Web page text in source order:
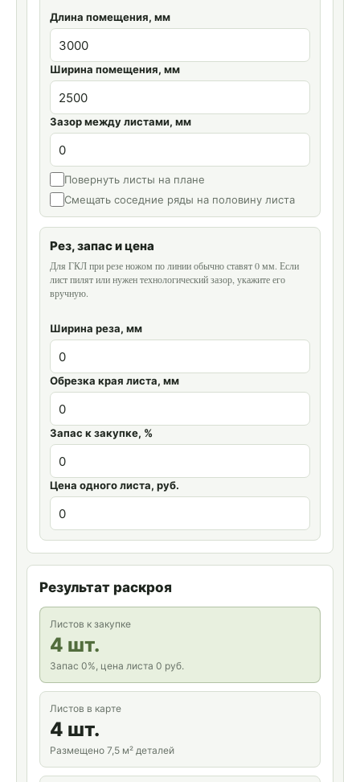
Длина помещения, мм
Ширина помещения, мм
Зазор между листами, мм
Повернуть листы на плане
Смещать соседние ряды на половину листа
Рез, запас и цена
Для ГКЛ при резе ножом по линии обычно ставят 0 мм. Если
лист пилят или нужен технологический зазор, укажите его
вручную.
Ширина реза, мм
Обрезка края листа, мм
Запас к закупке, %
Цена одного листа, руб.
Результат раскроя
Листов к закупке
4 шт.
Запас 0%, цена листа 0 руб.
Листов в карте
4 шт.
Размещено 7,5 м² деталей